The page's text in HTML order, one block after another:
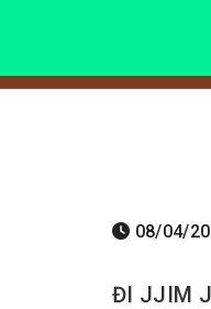
08/04/
ĐI JJIM